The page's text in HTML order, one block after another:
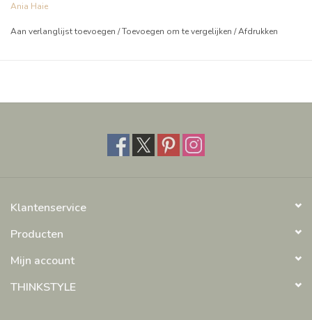
Ania Haie
Aan verlanglijst toevoegen /Toevoegen om te vergelijken /Afdrukken
Klantenservice
Producten
Mijn account
THINKSTYLE